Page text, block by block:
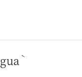
gua ˋ